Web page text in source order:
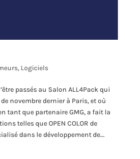
, Logiciels
passés au Salon ALL4Pack qui
novembre dernier à Paris, et où
en tant que partenaire GMG, a fait la
telles que OPEN COLOR de
dans le développement de...